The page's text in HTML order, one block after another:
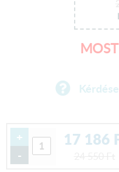
+
-
17 186